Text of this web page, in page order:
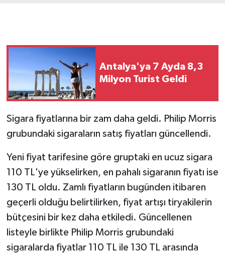
Antalya'ya 7 Ayda 8,3
Milyon Turist Geldi
Sigara fiyatlarına bir zam daha geldi. Philip Morris
grubundaki sigaraların satış fiyatları güncellendi.
Yeni fiyat tarifesine göre gruptaki en ucuz sigara
110 TL'ye yükselirken, en pahalı sigaranın fiyatı ise
130 TL oldu. Zamlı fiyatların bugünden itibaren
geçerli olduğu belirtilirken, fiyat artışı tiryakilerin
bütçesini bir kez daha etkiledi. Güncellenen
listeyle birlikte Philip Morris grubundaki
sigaralarda fiyatlar 110 TL ile 130 TL arasında